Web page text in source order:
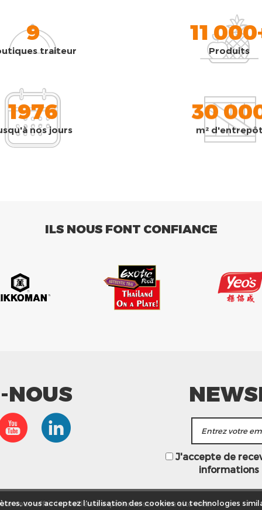
9
traiteur
11
Produits
1976
nos jours
30
m²
ILS NOUS FONT CONFIANCE
NOUS
J'accepte de
informations
vous acceptez l’utilisation des cookies ou technologies
vous offrir la meilleure expérience sur notre site web.